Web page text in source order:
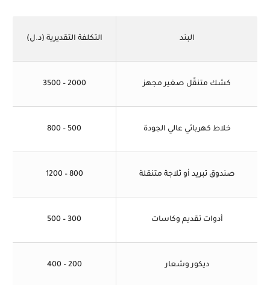
البند التكلفة التقديرية (د.ل)
كشك متنقّل صغير مجهز 2000 – 3500
خلاط كهربائي عالي الجودة 500 – 800
صندوق تبريد أو ثلاجة متنقلة 800 – 1200
أدوات تقديم وكاسات 300 – 500
ديكور وشعار 200 – 400